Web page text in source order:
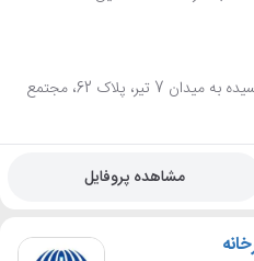
تهران، منطقه 6، کریمخان زند، نرسیده به میدان 7 تیر، پلاک 62، مجتمع
مشاهده پروفایل